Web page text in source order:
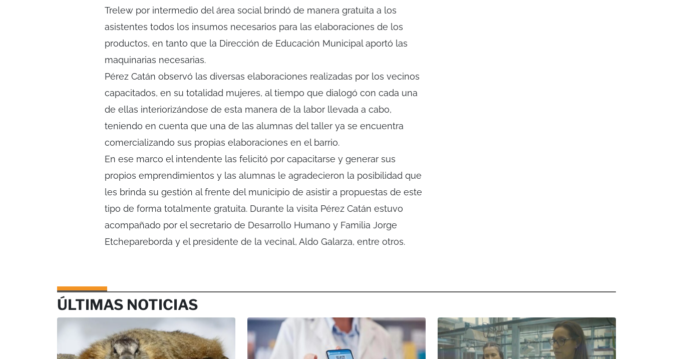
Trelew por intermedio del área social brindó de manera gratuita a los
asistentes todos los insumos necesarios para las elaboraciones de los
productos, en tanto que la Dirección de Educación Municipal aportó las
maquinarias necesarias.
Pérez Catán observó las diversas elaboraciones realizadas por los vecinos
capacitados, en su totalidad mujeres, al tiempo que dialogó con cada una
de ellas interiorizándose de esta manera de la labor llevada a cabo,
teniendo en cuenta que una de las alumnas del taller ya se encuentra
comercializando sus propias elaboraciones en el barrio.
En ese marco el intendente las felicitó por capacitarse y generar sus
propios emprendimientos y las alumnas le agradecieron la posibilidad que
les brinda su gestión al frente del municipio de asistir a propuestas de este
tipo de forma totalmente gratuita. Durante la visita Pérez Catán estuvo
acompañado por el secretario de Desarrollo Humano y Familia Jorge
Etchepareborda y el presidente de la vecinal, Aldo Galarza, entre otros.
ÚLTIMAS NOTICIAS